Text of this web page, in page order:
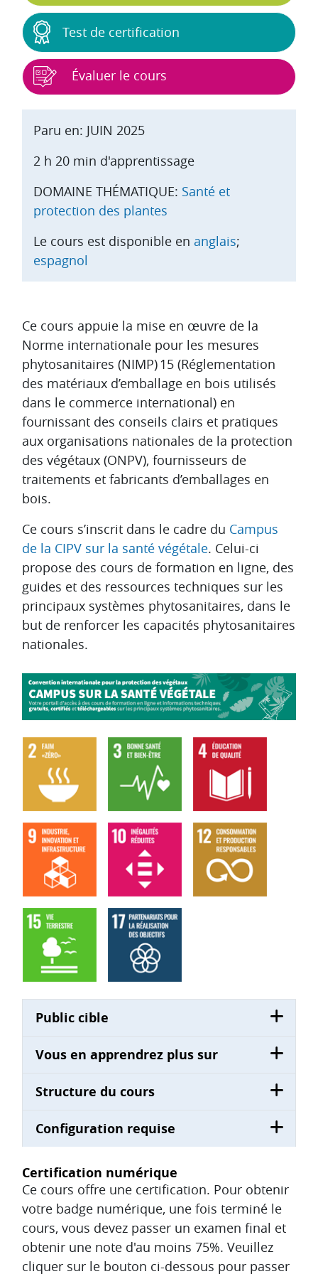
Aperçu des sections
Ce cours appuie la mise en œuvre de la
Norme internationale pour les mesures
phytosanitaires (NIMP) 15 (Réglementation
des matériaux d’emballage en bois utilisés
dans le commerce international) en
fournissant des conseils clairs et pratiques
aux organisations nationales de la protection
des végétaux (ONPV), fournisseurs de
traitements et fabricants d’emballages en
bois.
Ce cours s’inscrit dans le cadre du Campus
de la CIPV sur la santé végétale. Celui-ci
propose des cours de formation en ligne, des
guides et des ressources techniques sur les
principaux systèmes phytosanitaires, dans le
but de renforcer les capacités phytosanitaires
nationales.
Public cible
Vous en apprendrez plus sur
Structure du cours
Configuration requise
Certification numérique
Ce cours offre une certification. Pour obtenir
votre badge numérique, une fois terminé le
cours, vous devez passer un examen final et
obtenir une note d'au moins 75%. Veuillez
cliquer sur le bouton ci-dessous pour passer
Paru en: JUIN 2025
2 h 20 min d'apprentissage
DOMAINE THÉMATIQUE: Santé et
protection des plantes
Le cours est disponible en anglais;
espagnol
Test de certification
Évaluer le cours